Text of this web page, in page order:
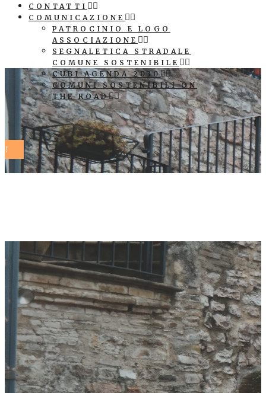
CONTATTI
COMUNICAZIONE
PATROCINIO E LOGO
ASSOCIAZIONE
SEGNALETICA STRADALE
COMUNE SOSTENIBILE
CUBI AGENDA 2030
COMUNI SOSTENIBILI ON
THE ROAD